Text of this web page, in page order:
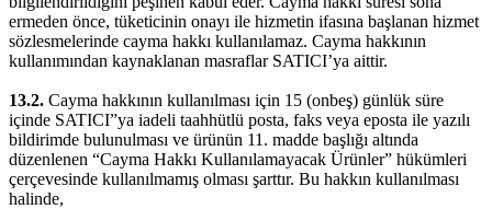
ermeden önce, tüketicinin onayı ile hizmetin ifasına başlanan hizmet
sözlesmelerinde cayma hakkı kullanılamaz. Cayma hakkının
kullanımından kaynaklanan masraflar SATICI’ya aittir.
13.2. Cayma hakkının kullanılması için 15 (onbeş) günlük süre
içinde SATICI”ya iadeli taahhütlü posta, faks veya eposta ile yazılı
bildirimde bulunulması ve ürünün 11. madde başlığı altında
düzenlenen “Cayma Hakkı Kullanılamayacak Ürünler” hükümleri
çerçevesinde kullanılmamış olması şarttır. Bu hakkın kullanılması
halinde,